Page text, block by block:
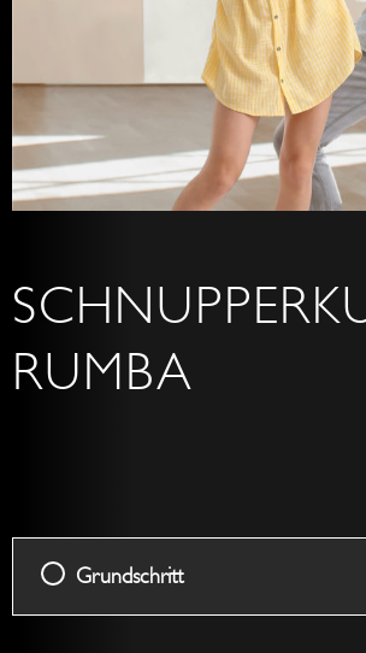
RUMBA
Grundschritt